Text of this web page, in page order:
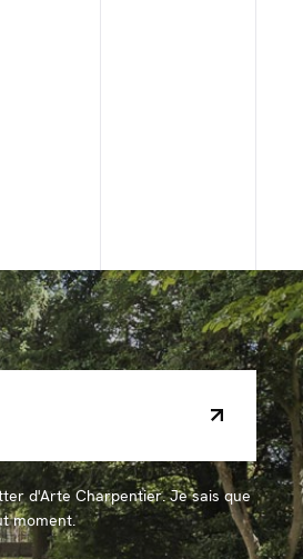
d'Arte Charpentier. Je sais que
moment.